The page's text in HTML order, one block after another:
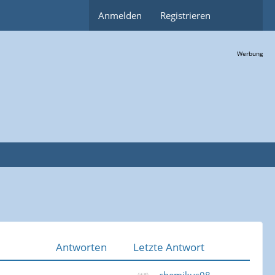
Anmelden Registrieren
Werbung
Antworten Letzte Antwort